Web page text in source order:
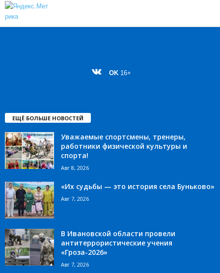
OK 16+
ЕЩЁ БОЛЬШЕ НОВОСТЕЙ
Уважаемые спортсмены, тренеры,
работники физической культуры и
спорта!
Авг 8, 2026
«Их судьбы — это история села Буньково»
Авг 7, 2026
В Ивановской области провели
антитеррористические учения
«Гроза-2026»
Авг 7, 2026